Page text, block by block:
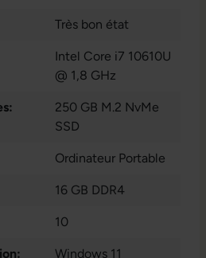
Très bon état
Intel Core i7 10610U
@ 1,8 GHz
250 GB M.2 NvMe
SSD
Ordinateur Portable
16 GB DDR4
10
Windows 11